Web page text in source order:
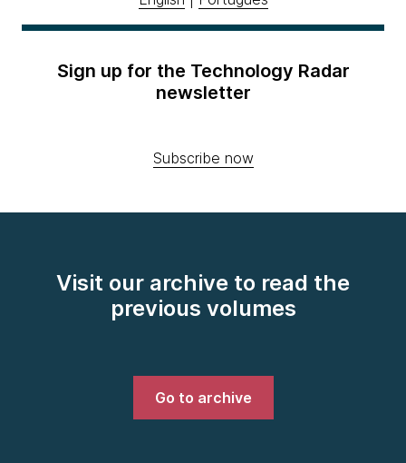
Sign up for the Technology Radar
newsletter
Subscribe now
Visit our archive to read the
previous volumes
Go to archive